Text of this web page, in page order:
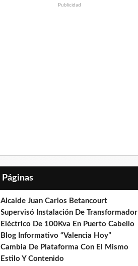
Publicidad
Páginas
Alcalde Juan Carlos Betancourt
Supervisó Instalación De Transformador
Eléctrico De 100Kva En Puerto Cabello
Blog Informativo “Valencia Hoy”
Cambia De Plataforma Con El Mismo
Estilo Y Contenido